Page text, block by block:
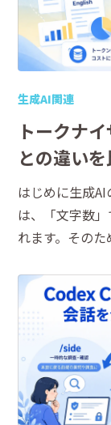
生成AI関連
トークナ
との違い
はじめに生成
は、「文字数
れます。その